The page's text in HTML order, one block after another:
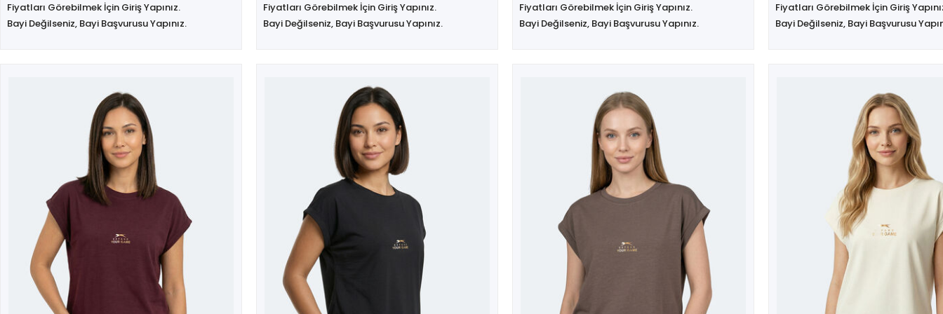
Fiyatları Görebilmek İçin Giriş Yapınız.
Bayi Değilseniz, Bayi Başvurusu Yapınız.
Fiyatları Görebilmek İçin Giriş Yapınız.
Bayi Değilseniz, Bayi Başvurusu Yapınız.
Fiyatları Görebilmek İçin Giriş Yapınız.
Bayi Değilseniz, Bayi Başvurusu Yapınız.
Fiyatları Görebilmek İçin Giriş
Bayi Değilseniz, Bayi Başvurusu